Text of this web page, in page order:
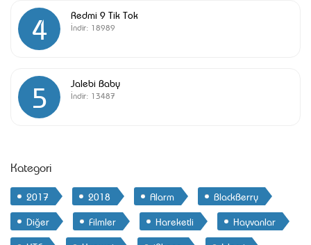
4 Redmi 9 Tik Tok
İndir: 18989
5 Jalebi Baby
İndir: 13487
Kategori
2017 2018 Alarm
BlackBerry
Diğer
Filmler Hareketli
Hayvanlar